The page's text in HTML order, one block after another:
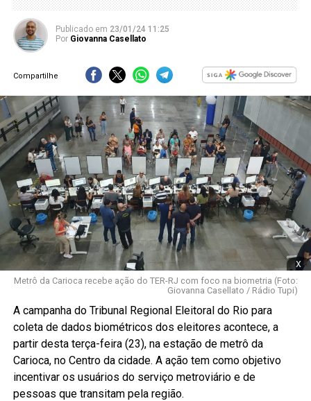
Publicado em 23/01/24 11:25
Por Giovanna Casellato
Compartilhe
x
Metrô da Carioca recebe ação do TER-RJ com foco na biometria (Foto:
Giovanna Casellato / Rádio Tupi)
A campanha do Tribunal Regional Eleitoral do Rio para
coleta de dados biométricos dos eleitores acontece, a
partir desta terça-feira (23), na estação de metrô da
Carioca, no Centro da cidade. A ação tem como objetivo
incentivar os usuários do serviço metroviário e de
pessoas que transitam pela região.